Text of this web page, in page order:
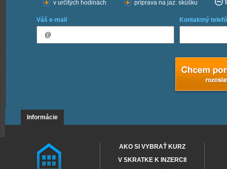
v určitých hodinách príprava na jaz. skúšku
Váš e-mail Kontaktný
Informácie
AKO SI VYBRAŤ KURZ
V SKRATKE K INZERCII